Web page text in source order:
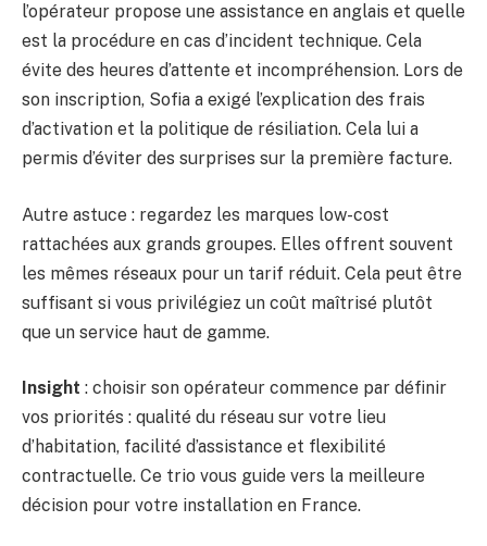
l’opérateur propose une assistance en anglais et quelle
est la procédure en cas d’incident technique. Cela
évite des heures d’attente et incompréhension. Lors de
son inscription, Sofia a exigé l’explication des frais
d’activation et la politique de résiliation. Cela lui a
permis d’éviter des surprises sur la première facture.
Autre astuce : regardez les marques low-cost
rattachées aux grands groupes. Elles offrent souvent
les mêmes réseaux pour un tarif réduit. Cela peut être
suffisant si vous privilégiez un coût maîtrisé plutôt
que un service haut de gamme.
Insight : choisir son opérateur commence par définir
vos priorités : qualité du réseau sur votre lieu
d’habitation, facilité d’assistance et flexibilité
contractuelle. Ce trio vous guide vers la meilleure
décision pour votre installation en France.